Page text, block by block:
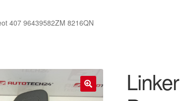
Winkelwagen
407 96439582ZM 8216QN
🔍